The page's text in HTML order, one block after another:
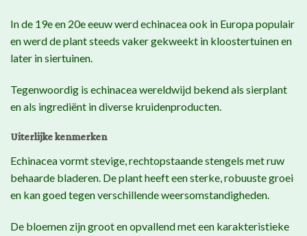
In de 19e en 20e eeuw werd echinacea ook in Europa populair
en werd de plant steeds vaker gekweekt in kloostertuinen en
later in siertuinen.
Tegenwoordig is echinacea wereldwijd bekend als sierplant
en als ingrediënt in diverse kruidenproducten.
Uiterlijke kenmerken
Echinacea vormt stevige, rechtopstaande stengels met ruw
behaarde bladeren. De plant heeft een sterke, robuuste groei
en kan goed tegen verschillende weersomstandigheden.
De bloemen zijn groot en opvallend met een karakteristieke